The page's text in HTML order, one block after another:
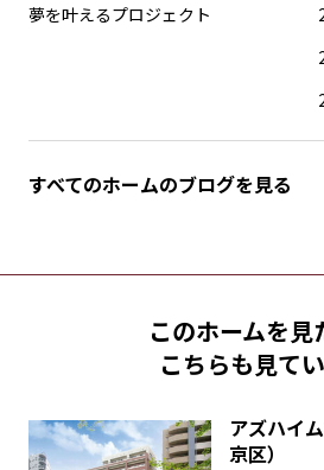
夢を叶えるプロジェクト
すべてのホームのブログを見る
このホームを見
こちらも見て
アズハイ
京区）